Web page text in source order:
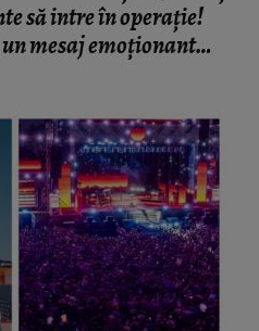
să intre în operație!
mesaj emoționant